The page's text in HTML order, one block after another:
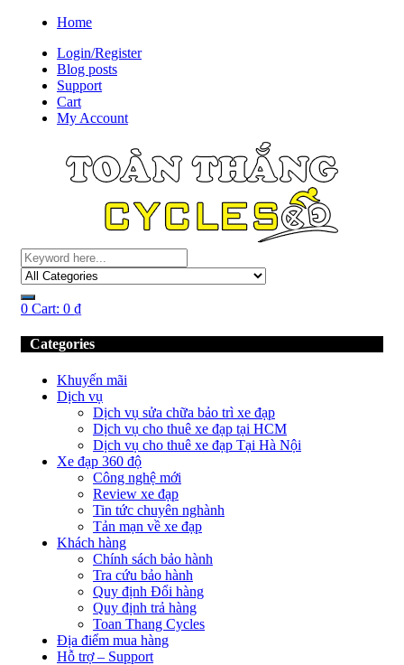
Home
Login/Register
Blog posts
Support
Cart
My Account
0 Cart: 0 ₫
Categories
Khuyến mãi
Dịch vụ
Dịch vụ sửa chữa bảo trì xe đạp
Dịch vụ cho thuê xe đạp tại HCM
Dịch vụ cho thuê xe đạp Tại Hà Nội
Xe đạp 360 độ
Công nghệ mới
Review xe đạp
Tin tức chuyên nghành
Tản mạn về xe đạp
Khách hàng
Chính sách bảo hành
Tra cứu bảo hành
Quy định Đổi hàng
Quy định trả hàng
Toan Thang Cycles
Địa điểm mua hàng
Hỗ trợ – Support